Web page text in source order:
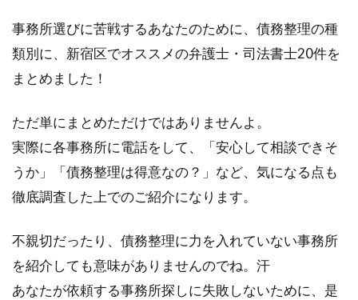
事務所選びに苦戦するあなたのために、債務整理の種
類別に、新宿区でオススメの弁護士・司法書士20件を
まとめました！
ただ単にまとめただけではありませんよ。
実際に各事務所に電話をして、「安心して相談できそ
うか」「債務整理は得意なの？」など、気になる点も
徹底調査した上でのご紹介になります。
不親切だったり、債務整理に力を入れていない事務所
を紹介しても意味がありませんのでね。汗
あなたが依頼する事務所探しに失敗しないために、是